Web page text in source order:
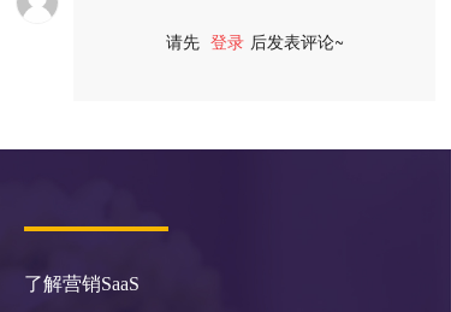
请先 登录 后发表评论~
了解营销SaaS